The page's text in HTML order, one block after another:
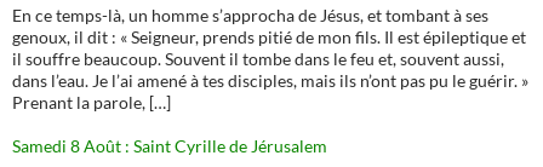
En ce temps-là, un homme s’approcha de Jésus, et tombant à ses
genoux, il dit : « Seigneur, prends pitié de mon fils. Il est épileptique et
il souffre beaucoup. Souvent il tombe dans le feu et, souvent aussi,
dans l’eau. Je l’ai amené à tes disciples, mais ils n’ont pas pu le guérir. »
Prenant la parole, […]
Samedi 8 Août : Saint Cyrille de Jérusalem